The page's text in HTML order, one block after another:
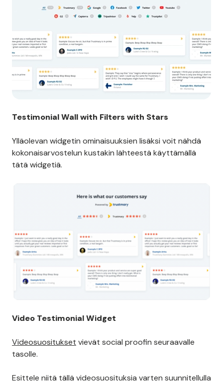
Testimonial Wall with Filters with Stars
Ylläolevan widgetin ominaisuuksien lisäksi voit nähdä
kokonaisarvostelun kustakin lähteestä käyttämällä
tätä widgetiä.
Video Testimonial Widget
Videosuositukset vievät social proofin seuraavalle
tasolle.
Esittele niitä tällä videosuosituksia varten suunnitellulla